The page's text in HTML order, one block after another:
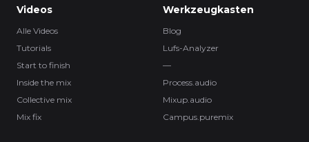
Videos
Alle Videos
Tutorials
Start to finish
Inside the mix
Collective mix
Mix fix
Werkzeugkasten
Blog
Lufs-Analyzer
—
Process.audio
Mixup.audio
Campus.puremix